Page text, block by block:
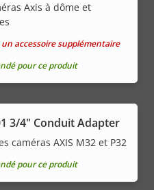
Axis à dôme et
un accessoire supplémentaire
pour ce produit
3/4" Conduit Adapter
caméras AXIS M32 et P32
pour ce produit